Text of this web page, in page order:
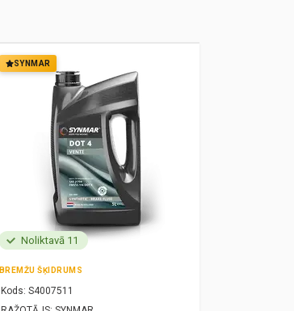
SYNMAR
Noliktavā 11
BREMŽU ŠĶIDRUMS
Kods: S4007511